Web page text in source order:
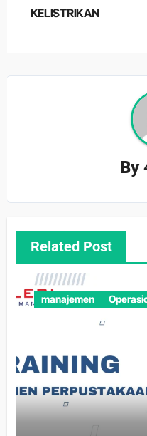
KELISTRIKAN
By
Related Post
manajemen